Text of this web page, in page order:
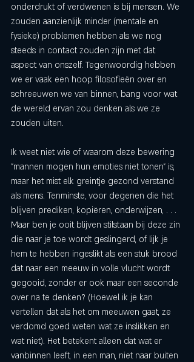
onderdrukt of verdwenen is bij mensen. We
zouden aanzienlijk minder (mentale en
fysieke) problemen hebben als we nog
steeds in contact zouden zijn met dat
aspect van onszelf. Tegenwoordig hebben
we er vaak een hoop filosofieën over en
schreeuwen we van binnen, bang voor wat
de wereld ervan zou denken als we ze
zouden uiten.
Ik weet niet wie of waarom deze bewering
"mannen mogen hun emoties niet tonen" is,
maar het mist elk greintje gezond verstand
als mens. Tenminste, voor degenen die het
blijven prediken, kopiëren, onderwijzen, . . .
Maar ben je ooit blijven stilstaan bij deze zin
die naar je toe wordt geslingerd, of lijk je
hem te hebben ingeslikt als een stuk brood
dat naar een meeuw in volle vlucht wordt
gegooid, zonder er ook maar een seconde
over na te denken? (Hoewel ik je kan
vertellen dat als het om meeuwen gaat, ze
verdomd goed weten wat ze inslikken en
wat niet). Het betekent alleen dat wat er
vanbinnen leeft, in een man, niet naar buiten